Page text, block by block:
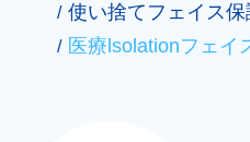
使い捨てフェイス保
医療lsolationフェイ